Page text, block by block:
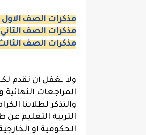
مذكرات الصف الاول
مذكرات الصف الثاني
مذكرات الصف الثالث
ولا نغفل ان نقدم
المراجعات
والتذكر لطلابنا
التربية التعليم
الحكومية او